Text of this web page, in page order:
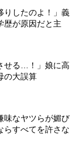
りしたのよ！」義
が原因だと主
せる…！」娘に高
の大誤算
味なヤツらが媚び
らすべてを許さな